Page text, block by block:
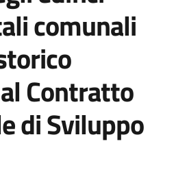
comunali
Contratto
di Sviluppo